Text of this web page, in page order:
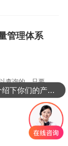
管理体系
查询的。只要
该网站上能查
，有效期等
可以介绍下你们的产品么？